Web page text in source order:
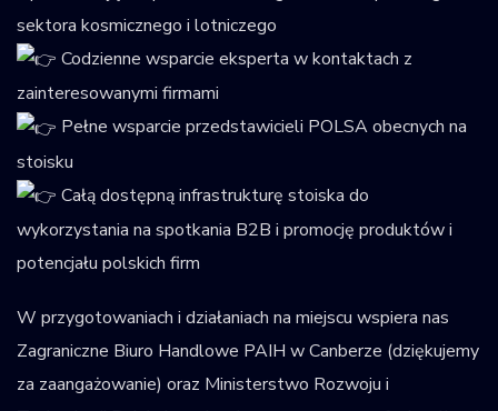
sektora kosmicznego i lotniczego
Codzienne wsparcie eksperta w kontaktach z
zainteresowanymi firmami
Pełne wsparcie przedstawicieli POLSA obecnych na
stoisku
Całą dostępną infrastrukturę stoiska do
wykorzystania na spotkania B2B i promocję produktów i
potencjału polskich firm
W przygotowaniach i działaniach na miejscu wspiera nas
Zagraniczne Biuro Handlowe PAIH w Canberze (dziękujemy
za zaangażowanie) oraz Ministerstwo Rozwoju i